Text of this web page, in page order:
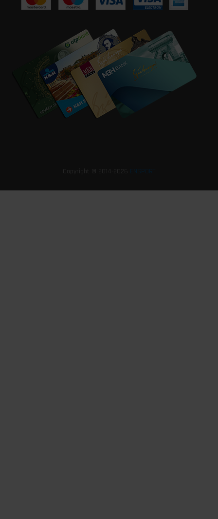
Copyright © 2014-2026 ENSPORT